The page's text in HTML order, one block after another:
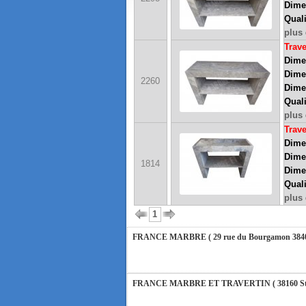
plus
2260
plus
1814
plus
1
FRANCE MARBRE 13 ( 13680 LANCON
FRANCE MARBRE 84 ( 84600 VALREAS ):
FERMETURE POUR CONGES ANNUELS :
vous répondrons dans les meilleurs délais.
FRANCE MARBRE ( 29 rue du Bourgamon
FRANCE MARBRE ET TRAVERTIN ( 38160